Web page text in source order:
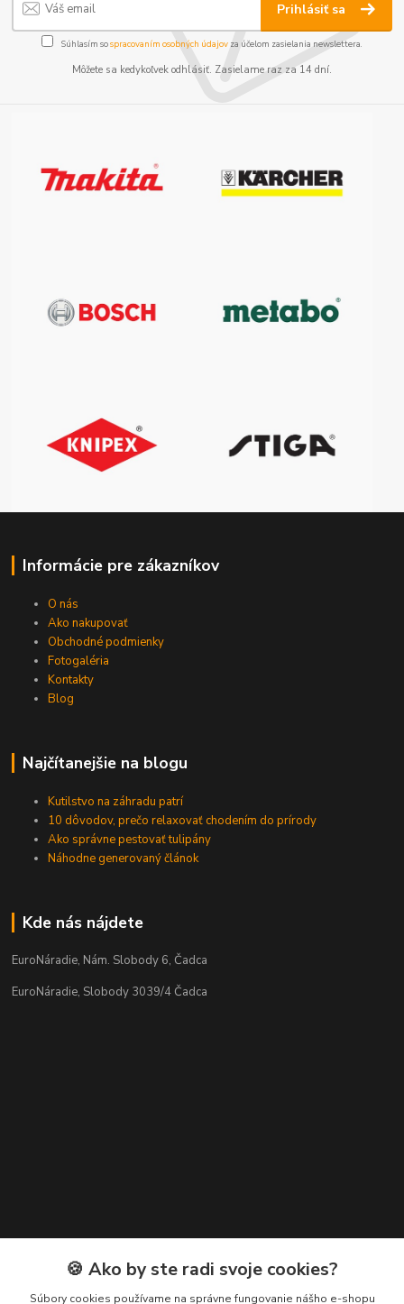
Prihlásiť sa
Súhlasím sospracovaním osobných údajov za účelom zasielania newslettera.
Môžete sa kedykoľvek odhlásiť. Zasielame raz za 14 dní.
Informácie pre zákazníkov
O nás
Ako nakupovať
Obchodné podmienky
Fotogaléria
Kontakty
Blog
Najčítanejšie na blogu
Kutilstvo na záhradu patrí
10 dôvodov, prečo relaxovať chodením do prírody
Ako správne pestovať tulipány
Náhodne generovaný článok
Kde nás nájdete
EuroNáradie, Nám. Slobody 6, Čadca
EuroNáradie, Slobody 3039/4 Čadca
Kontakty
Zákaznícka podpora EuroNáradie
🍪 Ako by ste radi svoje cookies?
Súbory cookies používame na správne fungovanie nášho e-shopu